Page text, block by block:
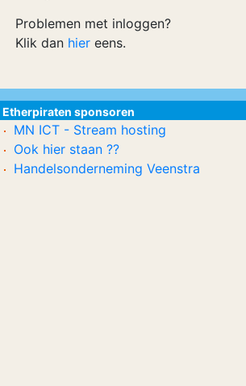
Problemen met inloggen?
Klik dan hier eens.
Etherpiraten sponsoren
MN ICT - Stream hosting
Ook hier staan ??
Handelsonderneming Veenstra